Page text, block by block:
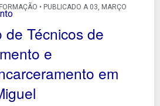
• PUBLICADO A 03, MARÇO
de Técnicos de
e
em